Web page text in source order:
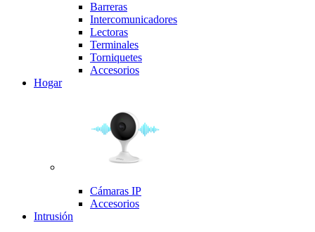
Barreras
Intercomunicadores
Lectoras
Terminales
Torniquetes
Accesorios
Hogar
Cámaras IP
Accesorios
Intrusión